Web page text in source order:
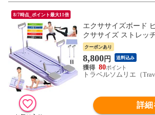
8/7時点_ポイント最大11倍
エクササイズボード
クササイズ ストレッ
ドセット付属 体幹 筋
運動 送料無料 ※北海
除く 【ロジ発送】 ト
5
クーポンあり
8,800円 送料込み
80
トラベルソムリエ（
詳細